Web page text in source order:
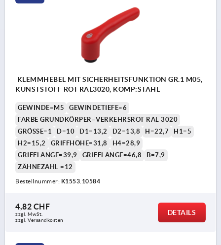
KLEMMHEBEL MIT SICHERHEITSFUNKTION GR.1 M05,
KUNSTSTOFF ROT RAL3020, KOMP:STAHL
GEWINDE=M5
GEWINDETIEFE=6
FARBE GRUNDKÖRPER=VERKEHRSROT RAL 3020
GRÖSSE=1
D=10 D1=13,2 D2=13,8 H=22,7
H1=5
H2=15,2
GRIFFHÖHE=31,8
H4=28,9
GRIFFLÄNGE=39,9
GRIFFLÄNGE=46,8
B=7,9
ZÄHNEZAHL =12
Bestellnummer: K1553.10584
4,82 CHF
zzgl. MwSt.
zzgl. Versandkosten
DETAILS